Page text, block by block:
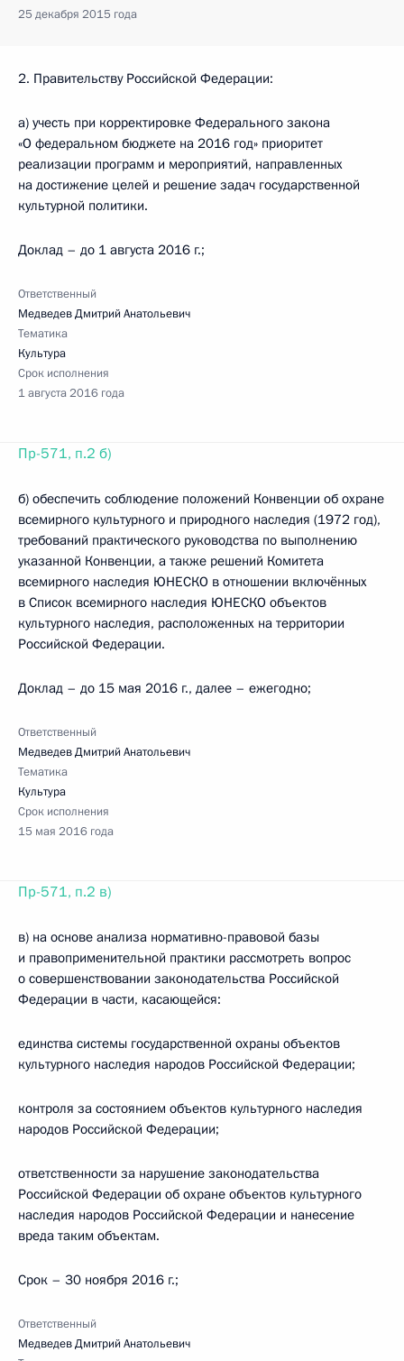
25 декабря 2015 года
2. Правительству Российской Федерации:
а) учесть при корректировке Федерального закона
«О федеральном бюджете на 2016 год» приоритет
реализации программ и мероприятий, направленных
на достижение целей и решение задач государственной
культурной политики.
Доклад – до 1 августа 2016 г.;
Ответственный
Медведев Дмитрий Анатольевич
Тематика
Культура
Срок исполнения
1 августа 2016 года
Пр-571, п.2 б)
б) обеспечить соблюдение положений Конвенции об охране
всемирного культурного и природного наследия (1972 год),
требований практического руководства по выполнению
указанной Конвенции, а также решений Комитета
всемирного наследия ЮНЕСКО в отношении включённых
в Список всемирного наследия ЮНЕСКО объектов
культурного наследия, расположенных на территории
Российской Федерации.
Доклад – до 15 мая 2016 г., далее – ежегодно;
Ответственный
Медведев Дмитрий Анатольевич
Тематика
Культура
Срок исполнения
15 мая 2016 года
Пр-571, п.2 в)
в) на основе анализа нормативно-правовой базы
и правоприменительной практики рассмотреть вопрос
о совершенствовании законодательства Российской
Федерации в части, касающейся:
единства системы государственной охраны объектов
культурного наследия народов Российской Федерации;
контроля за состоянием объектов культурного наследия
народов Российской Федерации;
ответственности за нарушение законодательства
Российской Федерации об охране объектов культурного
наследия народов Российской Федерации и нанесение
вреда таким объектам.
Срок – 30 ноября 2016 г.;
Ответственный
Медведев Дмитрий Анатольевич